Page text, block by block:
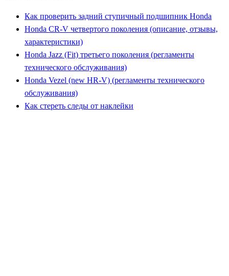
Как проверить задний ступичный подшипник Honda
Honda CR-V четвертого поколения (описание, отзывы,
характеристики)
Honda Jazz (Fit) третьего поколения (регламенты
технического обслуживания)
Honda Vezel (new HR-V) (регламенты технического
обслуживания)
Как стереть следы от наклейки